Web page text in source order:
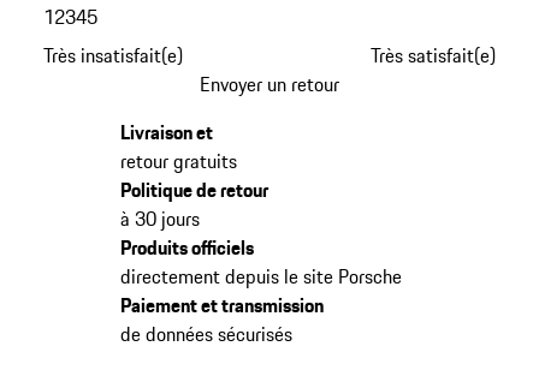
Très insatisfait(e)
12345
Très satisfait(e)
Envoyer un retour
Livraison et
retour gratuits
Politique de retour
à 30 jours
Produits officiels
directement depuis le site Porsche
Paiement et transmission
de données sécurisés